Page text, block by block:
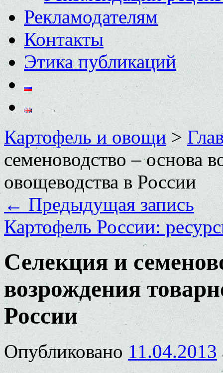
Рекламодателям
Контакты
Этика публикаций
Картофель и овощи>
семеноводство – основа
овощеводства в России
←Предыдущая запись
Картофель России:
Селекция и
возрождения
России
Опубликовано 11.04.2013